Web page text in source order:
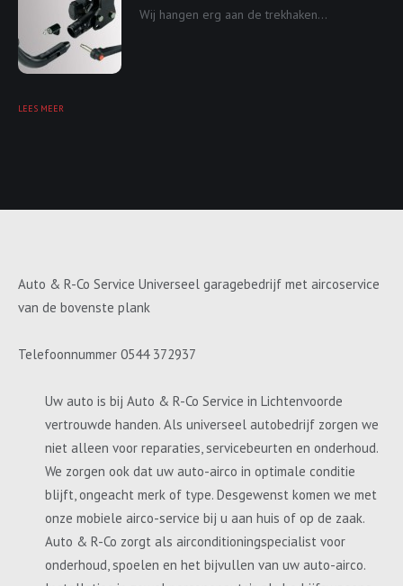
Wij hangen erg aan de trekhaken...
LEES MEER
Auto & R-Co Service Universeel garagebedrijf met aircoservice
van de bovenste plank
Telefoonnummer 0544 372937
Uw auto is bij Auto & R-Co Service in Lichtenvoorde
vertrouwde handen. Als universeel autobedrijf zorgen we
niet alleen voor reparaties, servicebeurten en onderhoud.
We zorgen ook dat uw auto-airco in optimale conditie
blijft, ongeacht merk of type. Desgewenst komen we met
onze mobiele airco-service bij u aan huis of op de zaak.
Auto & R-Co zorgt als airconditioningspecialist voor
onderhoud, spoelen en het bijvullen van uw auto-airco.